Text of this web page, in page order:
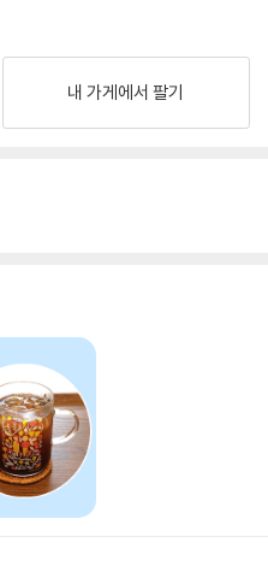
내 가게에서 팔기